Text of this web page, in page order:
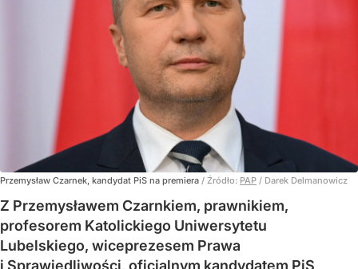
Przemysław Czarnek, kandydat PiS na premiera / Źródło: PAP / Darek Delmanowicz
Z Przemysławem Czarnkiem, prawnikiem,
profesorem Katolickiego Uniwersytetu
Lubelskiego, wiceprezesem Prawa
i Sprawiedliwości, oficjalnym kandydatem PiS